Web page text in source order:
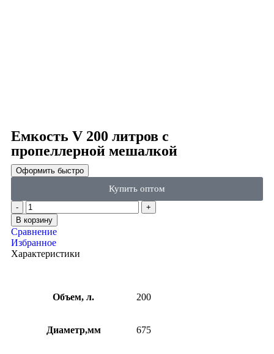
Емкость V 200 литров с
пропеллерной мешалкой
Оформить быстро
Купить оптом
В корзину
Сравнение
Избранное
Характеристики
Объем, л. 200
Диаметр,мм 675